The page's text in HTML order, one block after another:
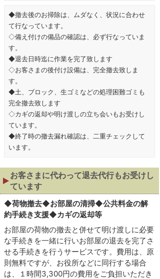
◆撤去後のお掃除は、ムダなく、状況に合わせ
て行なっています。
◇備え付けの備品の確認は、必ず行なっていま
す。
◆退去日時迄に作業を完了致します
◇お客さまの後付け設備は、完全撤去致しま
す。
◆土、ブロック、生ゴミなどの処理困難ゴミも
完全撤去致します
◇カギの返却や明け渡しの立ち会いもお受けし
ています。
◆終了時の撤去漏れ確認は、二重チェックして
います。
お客さまに代わって退去代行もお受けし
ています
◆荷物撤去◆お部屋の清掃◆公共料金の解
約手続き支援◆カギの返却等
お部屋の荷物の撤去と併せて明け渡しに必要
な手続きを一緒に行いお部屋の退去を完了さ
せる手続きを行うサービスです。費用は、原
則無料ですが、お役所などに同行する場合
は、１時間3,300円の費用をご負担いただき